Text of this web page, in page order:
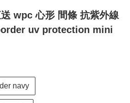
wpc 心形 間條 抗紫外線
uv protection mini
navy